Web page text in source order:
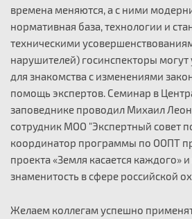
времена меняются, а с ними
нормативная база, технологии и
техническими
нарушителей) госинспекторы могут
для знакомства с изменениями
помощь экспертов. Семинар в
заповеднике проводил Михаил
сотрудник МОО "Экспертный совет
координатор программы по ООПТ
проекта «Земля касается каждого»
знаменитость в сфере российской
Желаем коллегам успешно